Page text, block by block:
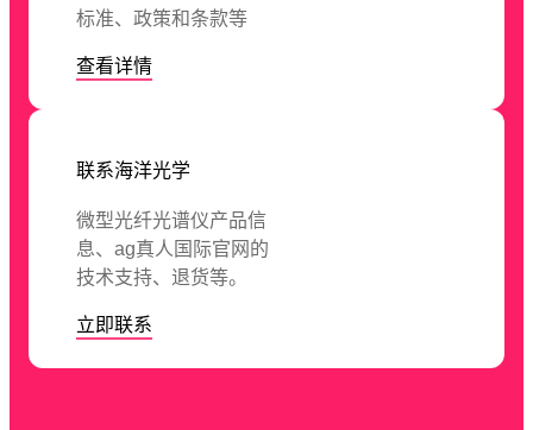
标准、政策和条款等
查看详情
联系海洋光学
微型光纤光谱仪产品信
息、ag真人国际官网的
技术支持、退货等。
立即联系